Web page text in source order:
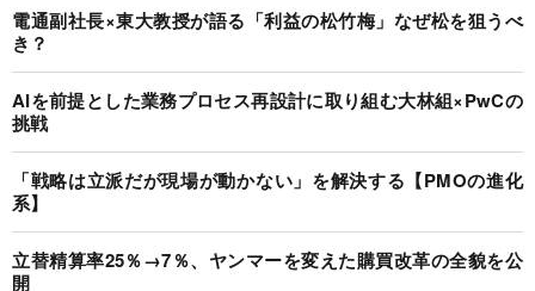
電通副社長×東大教授が語る「利益の松竹梅」なぜ松を狙うべ
き？
AIを前提とした業務プロセス再設計に取り組む大林組×PwCの
挑戦
「戦略は立派だが現場が動かない」を解決する【PMOの進化
系】
立替精算率25％→7％、ヤンマーを変えた購買改革の全貌を公
開